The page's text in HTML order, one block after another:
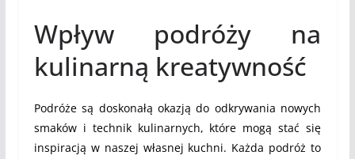
Wpływ podróży na
kulinarną kreatywność
Podróże są doskonałą okazją do odkrywania nowych
smaków i technik kulinarnych, które mogą stać się
inspiracją w naszej własnej kuchni. Każda podróż to